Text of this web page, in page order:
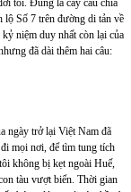
lộ Số 7 trên đường di tản về
niệm duy nhất còn lại của
đã dài thêm hai câu:
ngày trở lại Việt Nam đã
mọi nơi, để tìm tung tích
không bị kẹt ngoài Huế,
tàu vượt biển. Thời gian